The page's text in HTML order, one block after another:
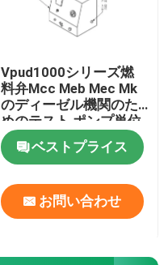
Vpud1000シリーズ燃
料弁Mcc Meb Mec Mk
のディーゼル機関のた
めのテスト ポンプ単位
ベストプライス
お問い合わせ